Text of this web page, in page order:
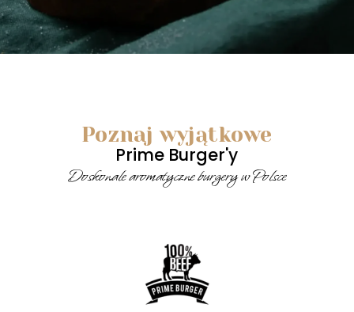
Poznaj wyjątkowe
Prime Burger'y
Doskonale aromatyczne burgery w Polsce